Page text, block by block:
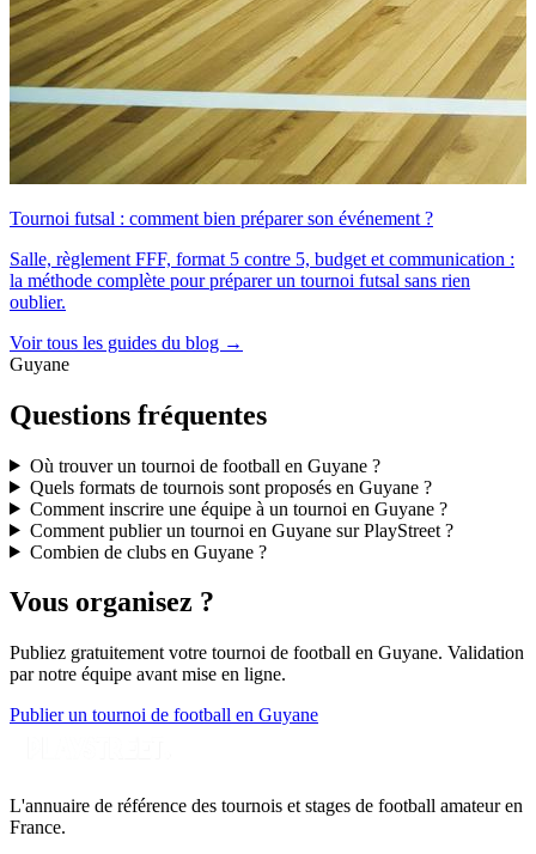
Tournoi futsal : comment bien préparer son événement ?
Salle, règlement FFF, format 5 contre 5, budget et communication :
la méthode complète pour préparer un tournoi futsal sans rien
oublier.
Voir tous les guides du blog →
Guyane
Questions fréquentes
Où trouver un tournoi de football en Guyane ?
Quels formats de tournois sont proposés en Guyane ?
Comment inscrire une équipe à un tournoi en Guyane ?
Comment publier un tournoi en Guyane sur PlayStreet ?
Combien de clubs en Guyane ?
Vous organisez ?
Publiez gratuitement votre tournoi de football en Guyane. Validation
par notre équipe avant mise en ligne.
Publier un tournoi de football en Guyane
L'annuaire de référence des tournois et stages de football amateur en
France.